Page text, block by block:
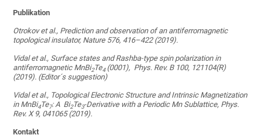
Publikation
Otrokov et al., Prediction and observation of an antiferromagnetic
topological insulator, Nature 576, 416–422 (2019).
Vidal et al., Surface states and Rashba-type spin polarization in
antiferromagnetic MnBi2Te4 (0001), Phys. Rev. B 100, 121104(R)
(2019). (Editor´s suggestion)
Vidal et al., Topological Electronic Structure and Intrinsic Magnetization
in MnBi4Te7: A Bi2Te3-Derivative with a Periodic Mn Sublattice, Phys.
Rev. X 9, 041065 (2019).
Kontakt